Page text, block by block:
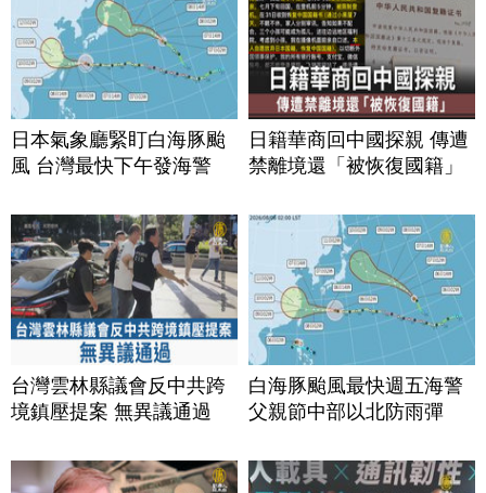
日本氣象廳緊盯白海豚颱
風 台灣最快下午發海警
日籍華商回中國探親 傳遭
禁離境還「被恢復國籍」
台灣雲林縣議會反中共跨
境鎮壓提案 無異議通過
白海豚颱風最快週五海警
父親節中部以北防雨彈